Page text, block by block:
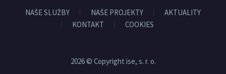
NAŠE SLUŽBY NAŠE PROJEKTY
AKTUALITY
KONTAKT
COOKIES
2026 © Copyright ise, s. r. o.